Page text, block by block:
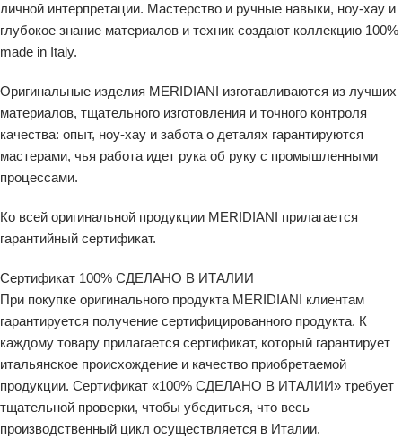
личной интерпретации. Мастерство и ручные навыки, ноу-хау и
глубокое знание материалов и техник создают коллекцию 100%
made in Italy.
Оригинальные изделия MERIDIANI изготавливаются из лучших
материалов, тщательного изготовления и точного контроля
качества: опыт, ноу-хау и забота о деталях гарантируются
мастерами, чья работа идет рука об руку с промышленными
процессами.
Ко всей оригинальной продукции MERIDIANI прилагается
гарантийный сертификат.
Сертификат 100% СДЕЛАНО В ИТАЛИИ
При покупке оригинального продукта MERIDIANI клиентам
гарантируется получение сертифицированного продукта. К
каждому товару прилагается сертификат, который гарантирует
итальянское происхождение и качество приобретаемой
продукции. Сертификат «100% СДЕЛАНО В ИТАЛИИ» требует
тщательной проверки, чтобы убедиться, что весь
производственный цикл осуществляется в Италии.